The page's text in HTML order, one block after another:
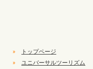
»
トップページ
»
ユニバーサルツーリズム